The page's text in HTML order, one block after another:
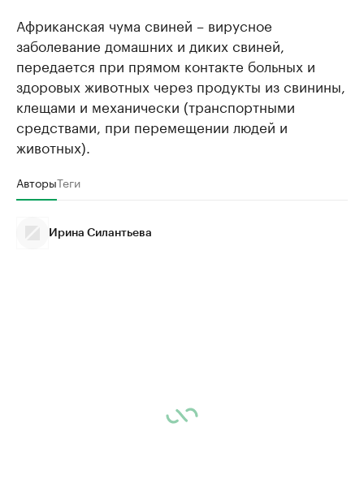
Африканская чума свиней – вирусное
заболевание домашних и диких свиней,
передается при прямом контакте больных и
здоровых животных через продукты из свинины,
клещами и механически (транспортными
средствами, при перемещении людей и
животных).
АвторыТеги
Ирина Силантьева